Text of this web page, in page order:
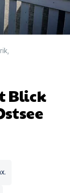
Blick